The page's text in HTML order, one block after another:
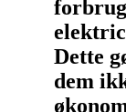
Dette
dem